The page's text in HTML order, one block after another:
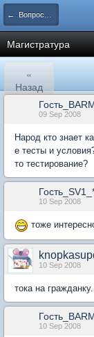
← Вопросы и ответы
Магистратура
«
Назад
09 Sep 2008
Народ кто знает
е тесты и
то тестирование?
10 Sep 2008
тоже
10 Sep 2008
тока на
10 Sep 2008